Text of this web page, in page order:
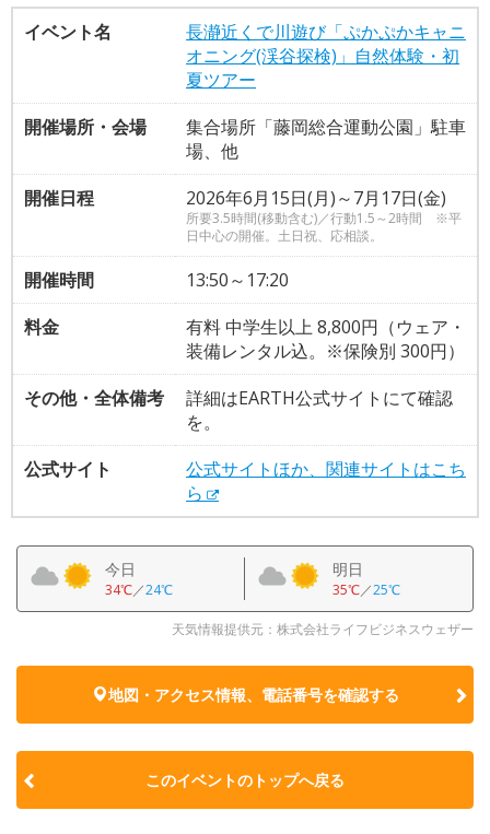
イベント名
長瀞近くで川遊び「ぷかぷかキャニ
オニング(渓谷探検)」自然体験・初
夏ツアー
開催場所・会場
集合場所「藤岡総合運動公園」駐車
場、他
開催日程
2026年6月15日(月)～7月17日(金)
所要3.5時間(移動含む)／行動1.5～2時間 ※平
日中心の開催。土日祝、応相談。
開催時間
13:50～17:20
料金
有料 中学生以上 8,800円（ウェア・
装備レンタル込。※保険別 300円）
その他・全体備考
詳細はEARTH公式サイトにて確認
を。
公式サイト
公式サイトほか、関連サイトはこち
ら
今日
34℃／24℃
明日
35℃／25℃
天気情報提供元：株式会社ライフビジネスウェザー
地図・アクセス情報、電話番号を確認する
このイベントのトップへ戻る